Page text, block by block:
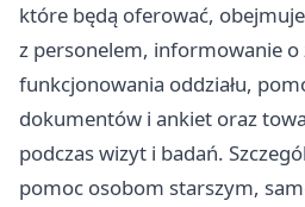
które będą oferować,
z personelem, informowanie o
funkcjonowania oddziału,
dokumentów i ankiet oraz
podczas wizyt i badań.
pomoc osobom starszym,